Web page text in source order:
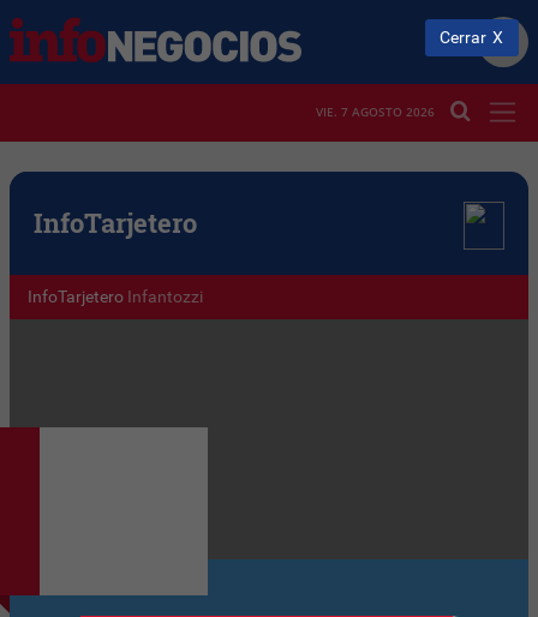
VIE. 7 AGOSTO 2026
InfoTarjetero
InfoTarjetero Infantozzi
Cerrar